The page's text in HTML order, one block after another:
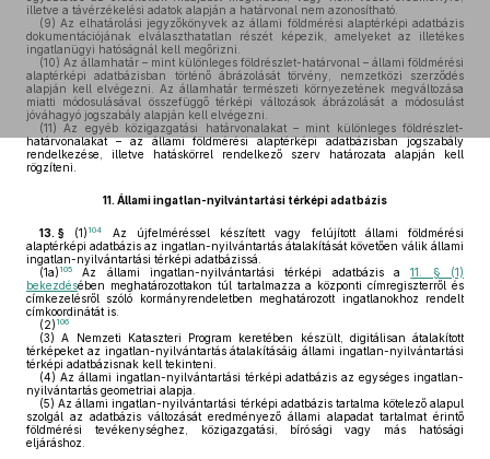
illetve a távérzékelési adatok alapján a határvonal nem azonosítható.
(9) Az elhatárolási jegyzőkönyvek az állami földmérési alaptérképi adatbázis
dokumentációjának elválaszthatatlan részét képezik, amelyeket az illetékes
ingatlanügyi hatóságnál kell megőrizni.
(10) Az államhatár – mint különleges földrészlet-határvonal – állami földmérési
alaptérképi adatbázisban történő ábrázolását törvény, nemzetközi szerződés
alapján kell elvégezni. Az államhatár természeti környezetének megváltozása
miatti módosulásával összefüggő térképi változások ábrázolását a módosulást
jóváhagyó jogszabály alapján kell elvégezni.
(11) Az egyéb közigazgatási határvonalakat – mint különleges földrészlet-
határvonalakat – az állami földmérési alaptérképi adatbázisban jogszabály
rendelkezése, illetve hatáskörrel rendelkező szerv határozata alapján kell
rögzíteni.
11. Állami ingatlan-nyilvántartási térképi adatbázis
13. § (1) 104
Az újfelméréssel készített vagy felújított állami földmérési
alaptérképi adatbázis az ingatlan-nyilvántartás átalakítását követően válik állami
ingatlan-nyilvántartási térképi adatbázissá.
(1a) 105 Az állami ingatlan-nyilvántartási térképi adatbázis a11. § (1)
bekezdésében meghatározottakon túl tartalmazza a központi címregiszterről és
címkezelésről szóló kormányrendeletben meghatározott ingatlanokhoz rendelt
címkoordinátát is.
(2) 106
(3) A Nemzeti Kataszteri Program keretében készült, digitálisan átalakított
térképeket az ingatlan-nyilvántartás átalakításáig állami ingatlan-nyilvántartási
térképi adatbázisnak kell tekinteni.
(4) Az állami ingatlan-nyilvántartási térképi adatbázis az egységes ingatlan-
nyilvántartás geometriai alapja.
(5) Az állami ingatlan-nyilvántartási térképi adatbázis tartalma kötelező alapul
szolgál az adatbázis változását eredményező állami alapadat tartalmat érintő
földmérési tevékenységhez, közigazgatási, bírósági vagy más hatósági
eljáráshoz.